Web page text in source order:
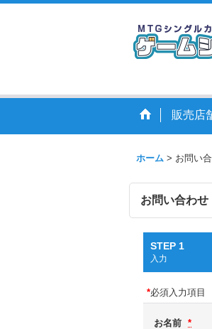
販売店
ホーム > お問い
お問い合わせ
STEP 1
入力
*必須入力項目
お名前 *